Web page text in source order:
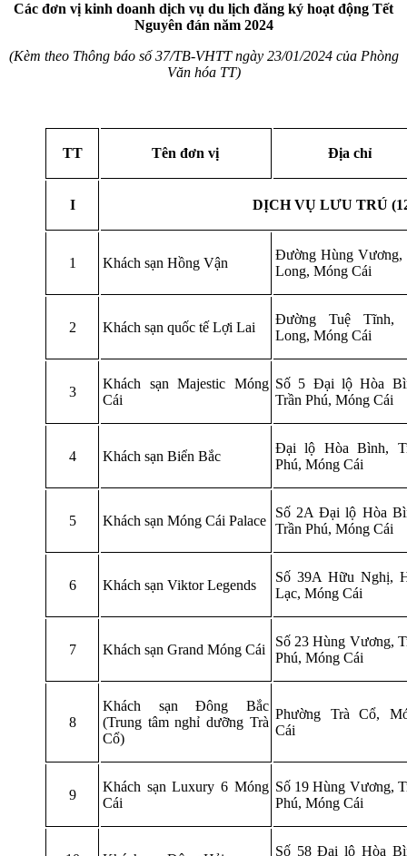
Các đơn vị kinh doanh dịch vụ du lịch đăng ký hoạt động Tết
Nguyên đán năm 2024
(Kèm theo Thông báo số 37/TB-VHTT ngày 23/01/2024 của Phòng
Văn hóa TT)
TT Tên đơn vị Địa chỉ
I DỊCH VỤ LƯU TRÚ
1 Khách sạn Hồng Vận
Đường Hùng Vương,
Long, Móng Cái
2 Khách sạn quốc tế Lợi Lai
Đường Tuệ Tĩnh,
Long, Móng Cái
3
Khách sạn Majestic Móng
Cái
Số 5 Đại lộ Hòa
Trần Phú, Móng Cái
4 Khách sạn Biển Bắc
Đại lộ Hòa Bình,
Phú, Móng Cái
5 Khách sạn Móng Cái Palace
Số 2A Đại lộ Hòa
Trần Phú, Móng Cái
6 Khách sạn Viktor Legends
Số 39A Hữu Nghị,
Lạc, Móng Cái
7 Khách sạn Grand Móng Cái
Số 23 Hùng Vương,
Phú, Móng Cái
8
Khách sạn Đông Bắc
(Trung tâm nghỉ dưỡng Trà
Cổ)
Phường Trà Cổ,
Cái
9
Khách sạn Luxury 6 Móng
Cái
Số 19 Hùng Vương,
Phú, Móng Cái
Số 58 Đại lộ Hòa